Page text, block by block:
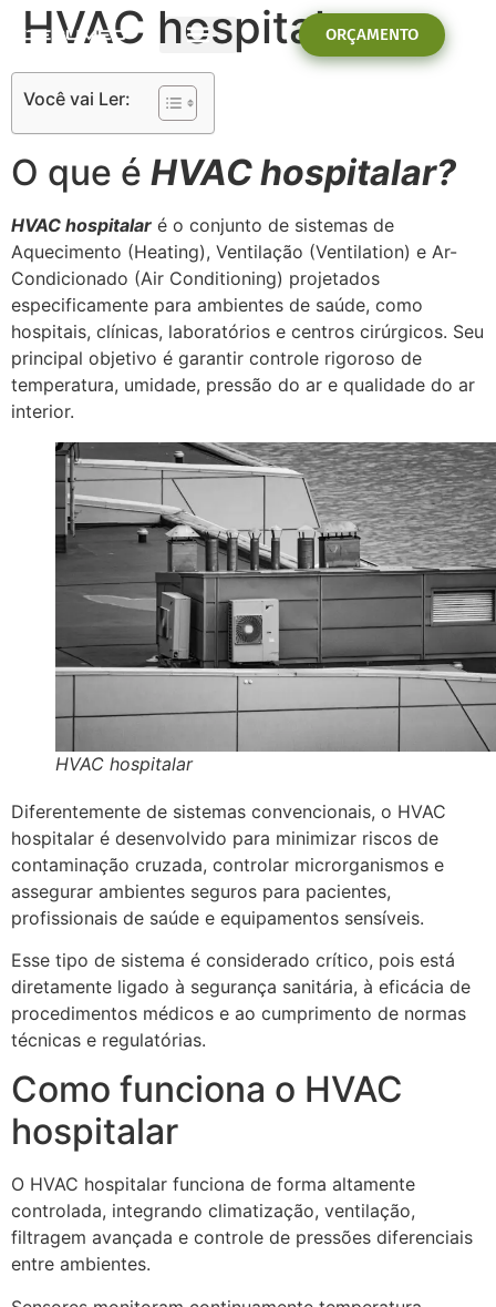
ORÇAMENTO
HVAC hospitalar
Você vai Ler:
O que é HVAC hospitalar?
HVAC hospitalar é o conjunto de sistemas de
Aquecimento (Heating), Ventilação (Ventilation) e Ar-
Condicionado (Air Conditioning) projetados
especificamente para ambientes de saúde, como
hospitais, clínicas, laboratórios e centros cirúrgicos. Seu
principal objetivo é garantir controle rigoroso de
temperatura, umidade, pressão do ar e qualidade do ar
interior.
HVAC hospitalar
Diferentemente de sistemas convencionais, o HVAC
hospitalar é desenvolvido para minimizar riscos de
contaminação cruzada, controlar microrganismos e
assegurar ambientes seguros para pacientes,
profissionais de saúde e equipamentos sensíveis.
Esse tipo de sistema é considerado crítico, pois está
diretamente ligado à segurança sanitária, à eficácia de
procedimentos médicos e ao cumprimento de normas
técnicas e regulatórias.
Como funciona o HVAC
hospitalar
O HVAC hospitalar funciona de forma altamente
controlada, integrando climatização, ventilação,
filtragem avançada e controle de pressões diferenciais
entre ambientes.